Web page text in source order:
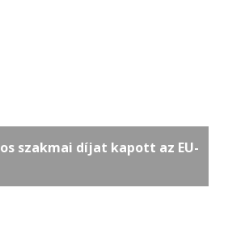
szakmai díjat kapott az EU-